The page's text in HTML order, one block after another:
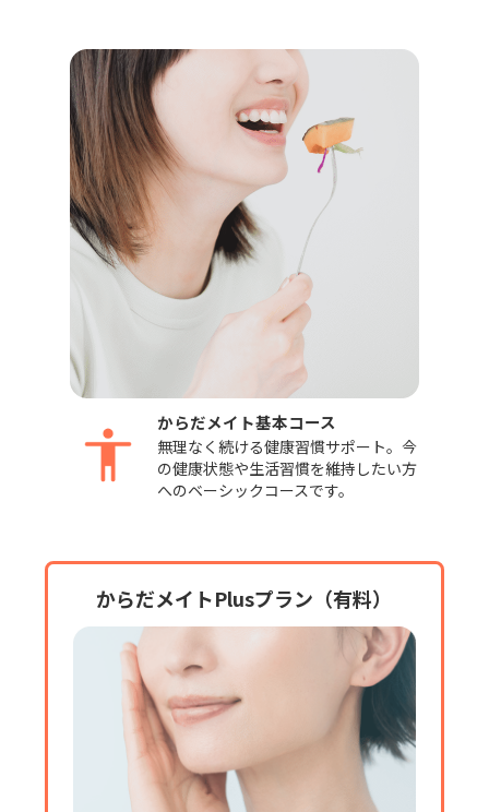
からだメイト基本コース
無理なく続ける健康習慣サポート。今
の健康状態や生活習慣を維持したい方
へのベーシックコースです。
からだメイトPlusプラン（有料）